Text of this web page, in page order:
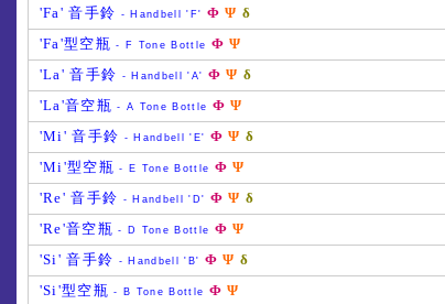
'Fa' 音手鈴 - Handbell 'F' Φ Ψ δ
'Fa'型空瓶 - F Tone Bottle Φ Ψ
'La' 音手鈴 - Handbell 'A' Φ Ψ δ
'La'音空瓶 - A Tone Bottle Φ Ψ
'Mi' 音手鈴 - Handbell 'E' Φ Ψ δ
'Mi'型空瓶 - E Tone Bottle Φ Ψ
'Re' 音手鈴 - Handbell 'D' Φ Ψ δ
'Re'音空瓶 - D Tone Bottle Φ Ψ
'Si' 音手鈴 - Handbell 'B' Φ Ψ δ
'Si'型空瓶 - B Tone Bottle Φ Ψ